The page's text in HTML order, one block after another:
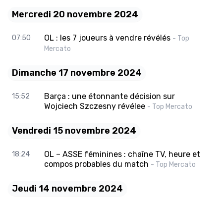
Mercredi 20 novembre 2024
07:50 OL : les 7 joueurs à vendre révélés - Top
Mercato
Dimanche 17 novembre 2024
15:52
Barça : une étonnante décision sur
Wojciech Szczesny révélee - Top Mercato
Vendredi 15 novembre 2024
18:24
OL – ASSE féminines : chaîne TV, heure et
compos probables du match - Top Mercato
Jeudi 14 novembre 2024